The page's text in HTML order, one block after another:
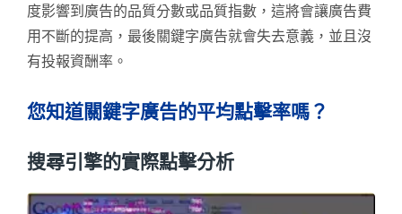
度影響到廣告的品質分數或品質指數，這將會讓廣告費
用不斷的提高，最後關鍵字廣告就會失去意義，並且沒
有投報資酬率。
您知道關鍵字廣告的平均點擊率嗎？
搜尋引擎的實際點擊分析